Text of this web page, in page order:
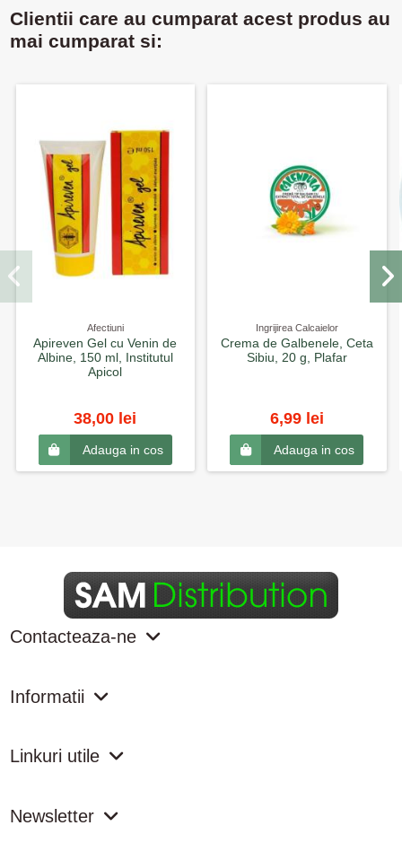
Clientii care au cumparat acest produs au
mai cumparat si:
Afectiuni
Apireven Gel cu Venin de
Albine, 150 ml, Institutul
Apicol
38,00 lei
Adauga in cos
Ingrijirea Calcaielor
Crema de Galbenele, Ceta
Sibiu, 20 g, Plafar
6,99 lei
Adauga in cos
Contacteaza-ne
Informatii
Linkuri utile
Newsletter